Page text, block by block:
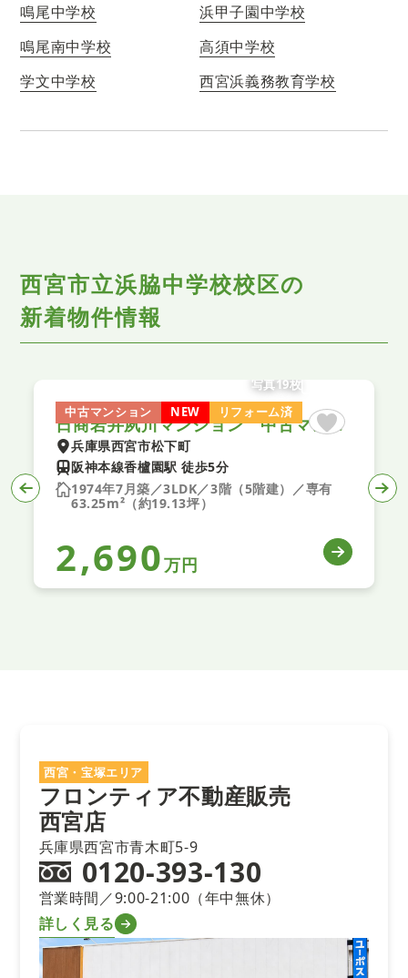
鳴尾中学校
浜甲子園中学校
鳴尾南中学校
高須中学校
学文中学校
西宮浜義務教育学校
西宮市立浜脇中学校校区の
新着物件情報
中古マンション NEW リフォーム済
写真19枚
日商岩井夙川マンション 中古マンション
兵庫県西宮市松下町
阪神本線香櫨園駅 徒歩5分
1974年7月築／3LDK／3階（5階建）／専有
63.25m²（約19.13坪）
2,690万円
西宮・宝塚エリア
フロンティア不動産販売
西宮店
兵庫県西宮市青木町5-9
0120-393-130
営業時間／9:00-21:00（年中無休）
詳しく見る